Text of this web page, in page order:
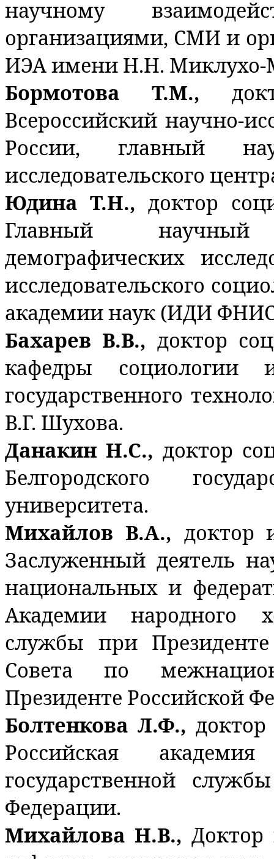
научному
организациями, СМИ и
ИЭА имени Н.Н. Миклухо-
Бормотова Т.М.,
Всероссийский научно-
России, главный
исследовательского
Юдина Т.Н.,доктор
Главный научный
демографических
исследовательского
академии наук (ИДИ
Бахарев В.В., доктор
кафедры социологии
государственного
В.Г. Шухова.
Данакин Н.С., доктор
Белгородского
университета.
Михайлов В.А., доктор
Заслуженный деятель
национальных и
Академии народного
службы при
Совета по
Президенте Российской
Болтенкова Л.Ф.,
Российская
государственной
Федерации.
Михайлова Н.В.,Доктор